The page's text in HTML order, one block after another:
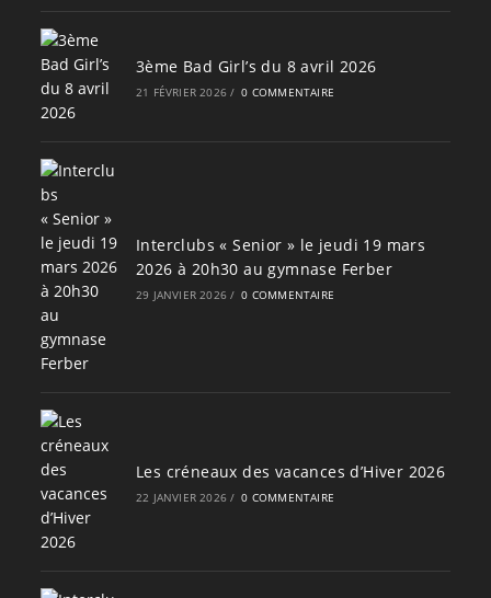
3ème Bad Girl’s du 8 avril 2026
21 FÉVRIER 2026 / 0 COMMENTAIRE
Interclubs « Senior » le jeudi 19 mars
2026 à 20h30 au gymnase Ferber
29 JANVIER 2026 / 0 COMMENTAIRE
Les créneaux des vacances d’Hiver 2026
22 JANVIER 2026 / 0 COMMENTAIRE